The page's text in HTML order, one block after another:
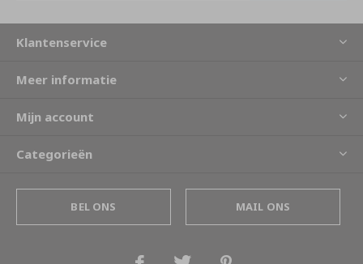
Klantenservice
Meer informatie
Mijn account
Categorieën
BEL ONS MAIL ONS